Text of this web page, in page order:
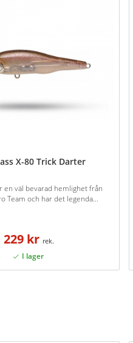
X-80 Trick Darter
en väl bevarad hemlighet från
Team och har det legenda...
229 kr